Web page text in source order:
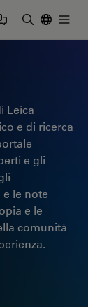
Leica
e di ricerca
e gli
le note
e le
comunità